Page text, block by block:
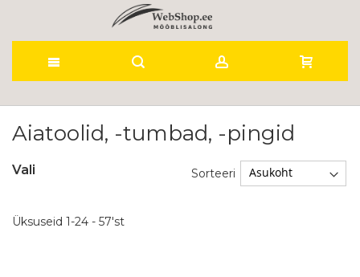
to
Aiatoolid, -tumbad, -pingid
Üksuseid 1-24 - 57'st
Sorteeri
Vali